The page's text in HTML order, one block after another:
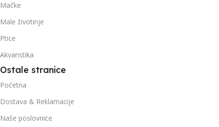
Mačke
Male životinje
Ptice
Akvaristika
Ostale stranice
Početna
Dostava & Reklamacije
Naše poslovnice